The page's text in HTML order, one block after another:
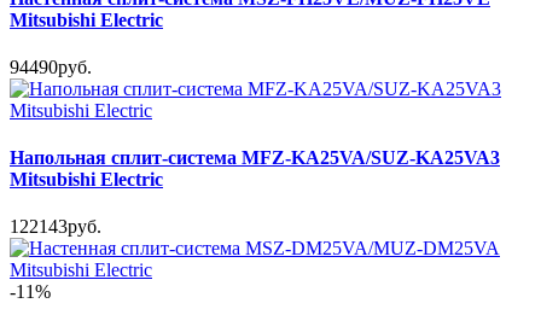
Mitsubishi Electric
94490руб.
Напольная сплит-система MFZ-KA25VA/SUZ-KA25VA3
Mitsubishi Electric
122143руб.
-11%